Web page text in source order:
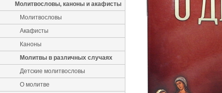
Молитвословы, каноны и акафисты
Молитвословы
Акафисты
Каноны
Молитвы в различных случаях
Детские молитвословы
О молитве